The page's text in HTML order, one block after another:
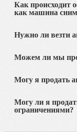
Как происходит
как машина
Нужно ли везти
Можем ли мы
Могу я продать
Могу ли я
ограничениями?